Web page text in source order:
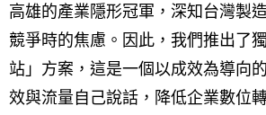
高雄的產業隱形冠軍，深知台灣製
競爭時的焦慮。因此，我們推出了
站」方案，這是一個以成效為導向
效與流量自己說話，降低企業數位